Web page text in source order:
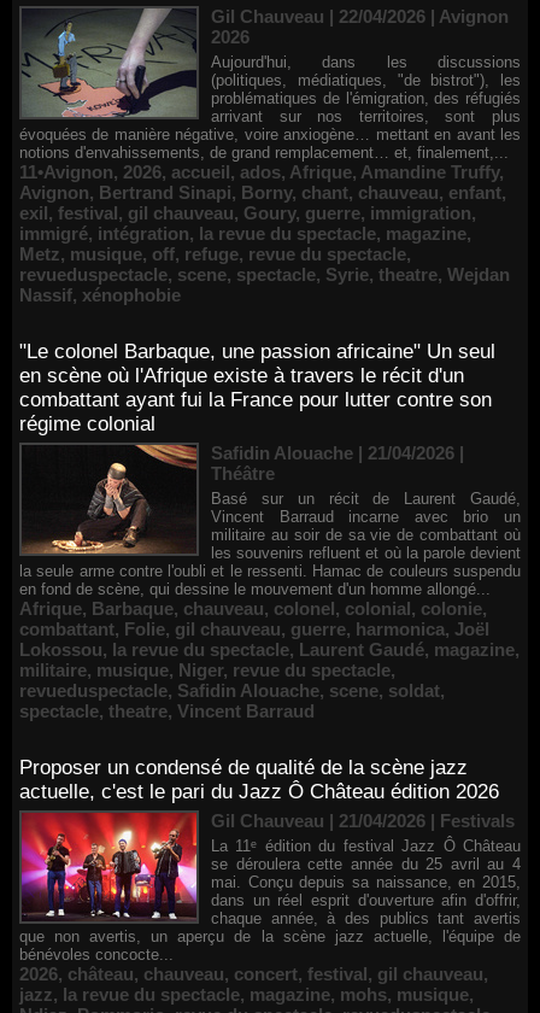
Gil Chauveau | 22/04/2026 | Avignon
2026
Aujourd'hui, dans les discussions
(politiques, médiatiques, "de bistrot"), les
problématiques de l'émigration, des réfugiés
arrivant sur nos territoires, sont plus
évoquées de manière négative, voire anxiogène… mettant en avant les
notions d'envahissements, de grand remplacement… et, finalement,...
11•Avignon, 2026, accueil, ados, Afrique, Amandine Truffy,
Avignon, Bertrand Sinapi, Borny, chant, chauveau, enfant,
exil, festival, gil chauveau, Goury, guerre, immigration,
immigré, intégration, la revue du spectacle, magazine,
Metz, musique, off, refuge, revue du spectacle,
revueduspectacle, scene, spectacle, Syrie, theatre, Wejdan
Nassif, xénophobie
"Le colonel Barbaque, une passion africaine" Un seul
en scène où l'Afrique existe à travers le récit d'un
combattant ayant fui la France pour lutter contre son
régime colonial
Safidin Alouache | 21/04/2026 |
Théâtre
Basé sur un récit de Laurent Gaudé,
Vincent Barraud incarne avec brio un
militaire au soir de sa vie de combattant où
les souvenirs refluent et où la parole devient
la seule arme contre l'oubli et le ressenti. Hamac de couleurs suspendu
en fond de scène, qui dessine le mouvement d'un homme allongé...
Afrique, Barbaque, chauveau, colonel, colonial, colonie,
combattant, Folie, gil chauveau, guerre, harmonica, Joël
Lokossou, la revue du spectacle, Laurent Gaudé, magazine,
militaire, musique, Niger, revue du spectacle,
revueduspectacle, Safidin Alouache, scene, soldat,
spectacle, theatre, Vincent Barraud
Proposer un condensé de qualité de la scène jazz
actuelle, c'est le pari du Jazz Ô Château édition 2026
Gil Chauveau | 21/04/2026 | Festivals
La 11ᵉ édition du festival Jazz Ô Château
se déroulera cette année du 25 avril au 4
mai. Conçu depuis sa naissance, en 2015,
dans un réel esprit d'ouverture afin d'offrir,
chaque année, à des publics tant avertis
que non avertis, un aperçu de la scène jazz actuelle, l'équipe de
bénévoles concocte...
2026, château, chauveau, concert, festival, gil chauveau,
jazz, la revue du spectacle, magazine, mohs, musique,